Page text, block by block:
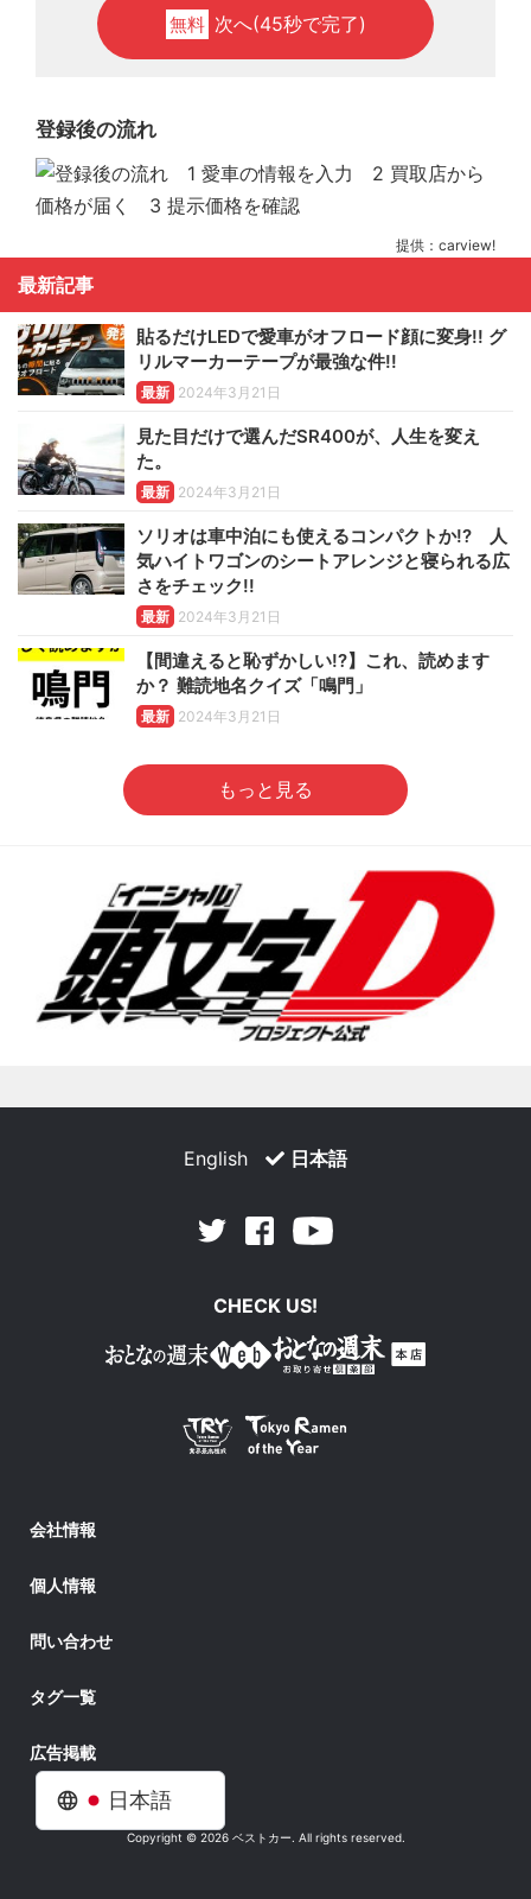
日本語
無料 次へ(45秒で完了)
登録後の流れ
提供：carview!
最新記事
貼るだけLEDで愛車がオフロード顔に変身!! グ
リルマーカーテープが最強な件!!
最新 2024年3月21日
見た目だけで選んだSR400が、人生を変え
た。
最新 2024年3月21日
ソリオは車中泊にも使えるコンパクトか!? 人
気ハイトワゴンのシートアレンジと寝られる広
さをチェック!!
最新 2024年3月21日
【間違えると恥ずかしい!?】これ、読めます
か？ 難読地名クイズ「鳴門」
最新 2024年3月21日
もっと見る
English 日本語
Twitter Facebook
CHECK US!
会社情報
個人情報
問い合わせ
タグ一覧
広告掲載
Copyright © 2026 ベストカー. All rights reserved.